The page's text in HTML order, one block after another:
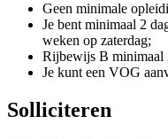
Geen minimale
Je bent minimaal 2
weken op zaterdag;
Rijbewijs B minimaal
Je kunt een VOG
Solliciteren